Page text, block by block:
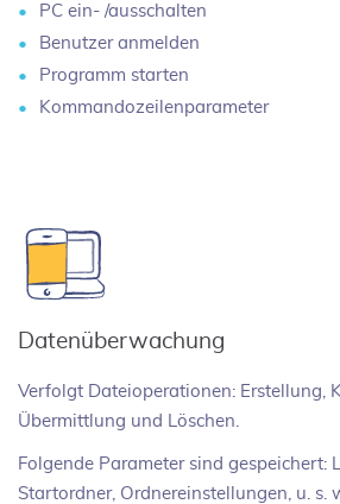
PC ein- /ausschalten
Benutzer anmelden
Programm starten
Kommandozeilenparameter
Datenüberwachung
Verfolgt Dateioperationen: Erstellung,
Übermittlung und Löschen.
Folgende Parameter sind gespeichert:
Startordner, Ordnereinstellungen, u. s.